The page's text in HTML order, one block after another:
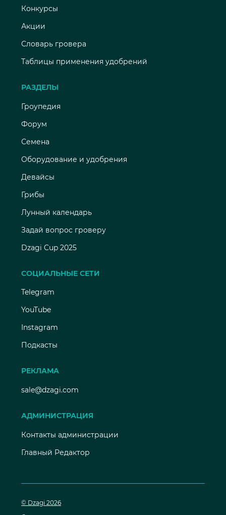
Конкурсы
Акции
Словарь гровера
Таблицы применения удобрений
РАЗДЕЛЫ
Гроупедия
Форум
Семена
Оборудование и удобрения
Девайсы
Грибы
Лунный календарь
Задай вопрос гроверу
Dzagi Cup 2025
СОЦИАЛЬНЫЕ СЕТИ
Telegram
YouTube
Instagram
Подкасты
РЕКЛАМА
sale@dzagi.com
АДМИНИСТРАЦИЯ
Контакты администрации
Главный Редактор
© Dzagi 2026